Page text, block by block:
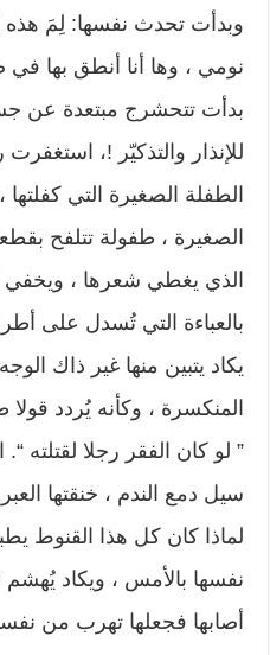
وبدأت تحدث نفسها: لِمَ هذه
نومي ، وها أنا أنطق بها
بدأت تتحشرج مبتعدة عن
للإنذار والتذكيّر !،
الطفلة الصغيرة التي كفلتها
الصغيرة ، طفولة تتلفح
الذي يغطي شعرها ، ويخفي
بالعباءة التي تُسدل على
يكاد يتبين منها غير ذاك
المنكسرة ، وكأنه يُردد
” لو كان الفقر رجلا لقتلته
سيل دمع الندم ، خنقتها
لماذا كان كل هذا القنوط
نفسها بالأمس ، ويكاد
أصابها فجعلها تهرب من